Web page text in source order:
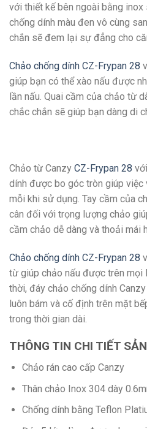
với thiết kế bên ngoài bằng
chống dính màu đen vô cùng
chắn sẽ đem lại sự đẳng cho
Chảo chống dính CZ-Frypan 28
giúp bạn có thể xào nấu được
lần nấu. Quai cầm của chảo từ
chắc chắn sẽ giúp bạn dàng di
Chảo từ Canzy CZ-Frypan 28
dính được bo góc tròn giúp việc
mỗi khi sử dụng. Tay cầm của
cân đối với trọng lượng chảo
cầm chảo dễ dàng và thoải mái
Chảo chống dính CZ-Frypan 28
từ giúp chảo nấu được trên mọi
thời, đáy chảo chống dính
luôn bám và cố định trên mặt
trong thời gian dài.
THÔNG TIN CHI TIẾT
Chảo rán cao cấp Canzy
Thân chảo Inox 304 dày
Chống dính bằng Teflon